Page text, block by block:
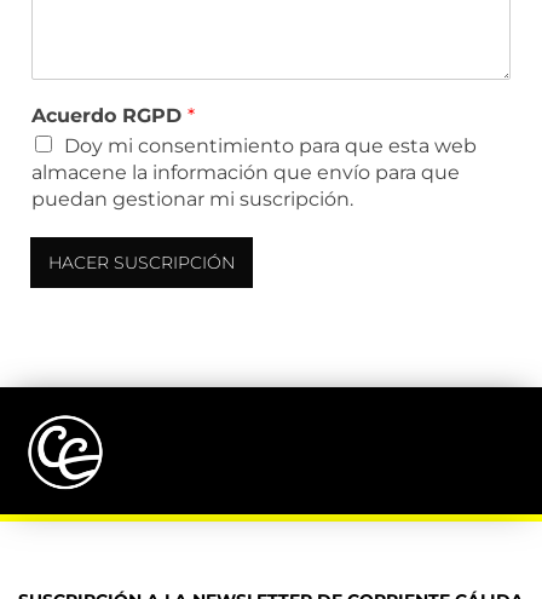
Acuerdo RGPD *
Doy mi consentimiento para que esta web
almacene la información que envío para que
puedan gestionar mi suscripción.
HACER SUSCRIPCIÓN